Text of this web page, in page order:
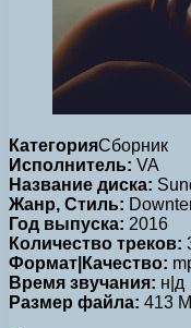
КатегорияСборник
Исполнитель: VA
Название диска:
Жанр, Стиль:
Год выпуска: 2016
Количество треков:
Формат|Качество:
Время звучания: н|д
Размер файла: 413